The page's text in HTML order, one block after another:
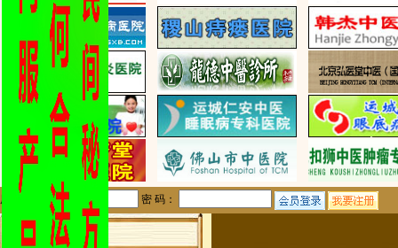
用户名： 密 码：
站内公告